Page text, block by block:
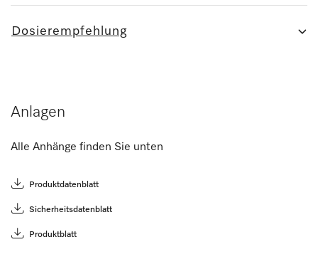
Dosierempfehlung
Anlagen
Alle Anhänge finden Sie unten
Produktdatenblatt
Sicherheitsdatenblatt
Produktblatt